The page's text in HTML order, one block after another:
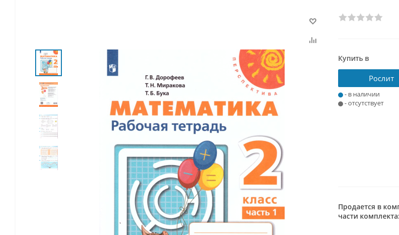
Купить в
Рослит
- в наличии
- отсутствует
Продается в
части комплекта: